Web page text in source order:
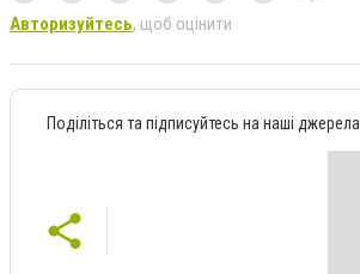
Авторизуйтесь, щоб оцінити
Поділіться та підписуйтесь на наші джерела